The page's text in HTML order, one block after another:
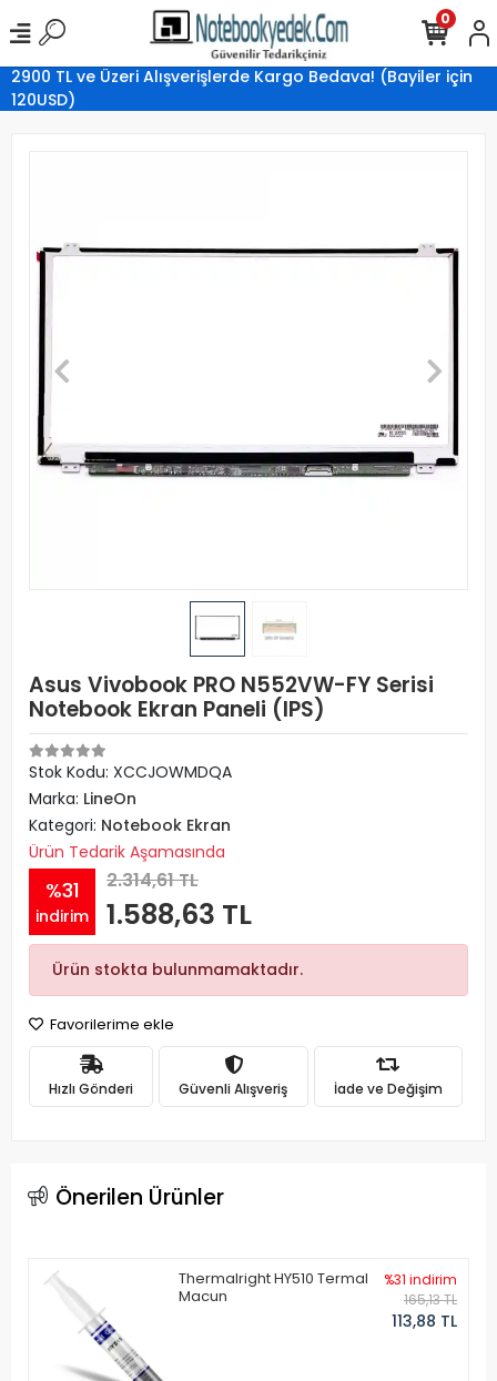
2900 TL ve Üzeri Alışverişlerde Kargo Bedava! (Bayiler için
120USD)
0
Asus Vivobook PRO N552VW-FY Serisi
Notebook Ekran Paneli (IPS)
Stok Kodu: XCCJOWMDQA
Marka: LineOn
Kategori: Notebook Ekran
Ürün Tedarik Aşamasında
%31
indirim
2.314,61 TL
1.588,63 TL
Ürün stokta bulunmamaktadır.
Favorilerime ekle
Hızlı Gönderi Güvenli Alışveriş İade ve Değişim
Önerilen Ürünler
Thermalright HY510 Termal
Macun
%31 indirim
165,13 TL
113,88 TL